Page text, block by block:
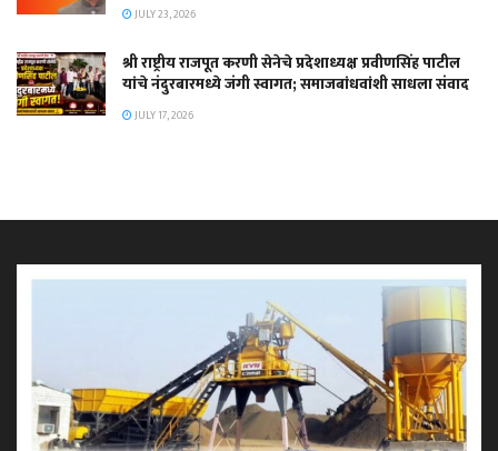
JULY 23, 2026
श्री राष्ट्रीय राजपूत करणी सेनेचे प्रदेशाध्यक्ष प्रवीणसिंह पाटील
यांचे नंदुरबारमध्ये जंगी स्वागत; समाजबांधवांशी साधला संवाद
JULY 17, 2026